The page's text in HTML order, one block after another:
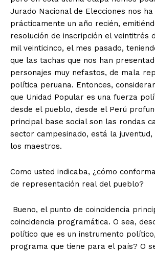
Jurado Nacional de Elecciones nos ha
prácticamente un año recién,
resolución de inscripción el veintitrés
mil veinticinco, el mes pasado,
que las tachas que nos han
personajes muy nefastos, de mala
política peruana. Entonces,
que Unidad Popular es una fuerza
desde el pueblo, desde el Perú
principal base social son las rondas
sector campesinado, está la
los maestros.
Como usted indicaba, ¿cómo
de representación real del pueblo?
Bueno, el punto de coincidencia
coincidencia programática. O sea,
político que es un instrumento
programa que tiene para el país? O